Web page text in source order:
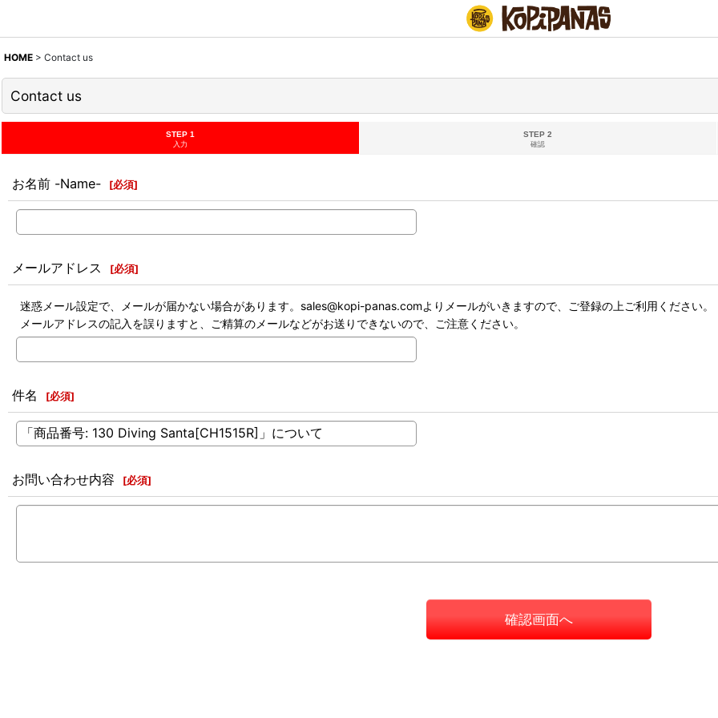
HOME > Contact us
Contact us
STEP 1
入力
STEP 2
確認
お名前 -Name- [必須]
メールアドレス [必須]
迷惑メール設定で、メールが届かない場合があります。sales@kopi-panas.comよりメールがいきますので、ご登録の上ご利用ください。
メールアドレスの記入を誤りますと、ご精算のメールなどがお送りできないので、ご注意ください。
件名 [必須]
お問い合わせ内容 [必須]
確認画面へ